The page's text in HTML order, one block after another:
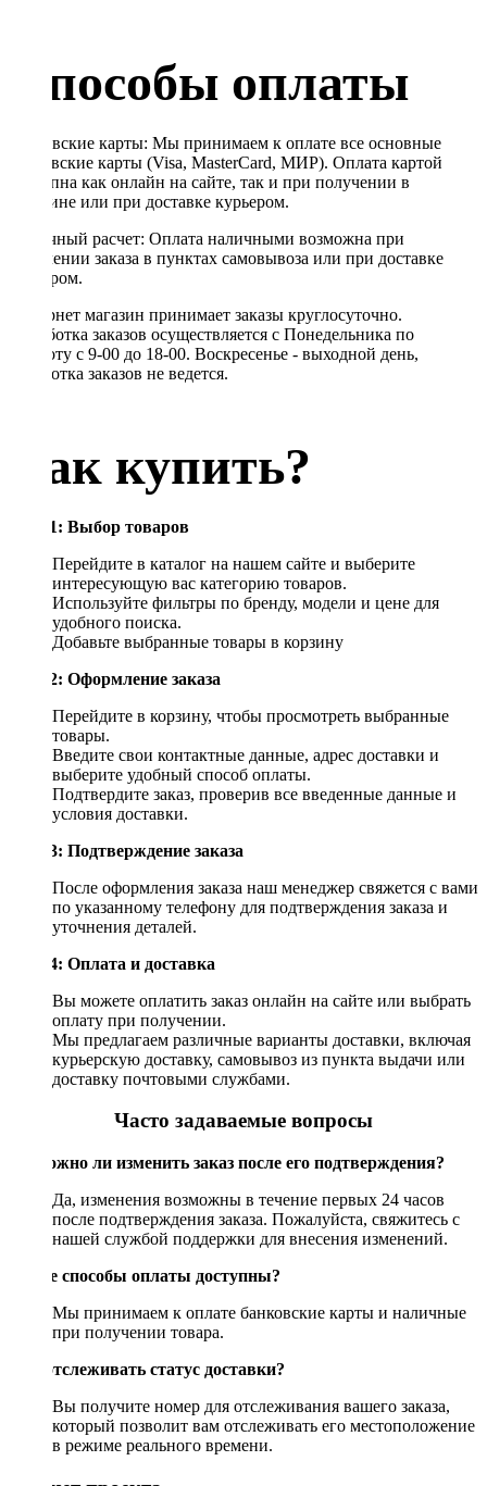
Способы оплаты
Банковские карты: Мы принимаем к оплате все основные
банковские карты (Visa, MasterCard, МИР). Оплата картой
доступна как онлайн на сайте, так и при получении в
магазине или при доставке курьером.
Наличный расчет: Оплата наличными возможна при
получении заказа в пунктах самовывоза или при доставке
курьером.
Интернет магазин принимает заказы круглосуточно.
Обработка заказов осуществляется с Понедельника по
Субботу с 9-00 до 18-00. Воскресенье - выходной день,
обработка заказов не ведется.
Как купить?
Шаг 1: Выбор товаров
Перейдите в каталог на нашем сайте и выберите
интересующую вас категорию товаров.
Используйте фильтры по бренду, модели и цене для
удобного поиска.
Добавьте выбранные товары в корзину
Шаг 2: Оформление заказа
Перейдите в корзину, чтобы просмотреть выбранные
товары.
Введите свои контактные данные, адрес доставки и
выберите удобный способ оплаты.
Подтвердите заказ, проверив все введенные данные и
условия доставки.
Шаг 3: Подтверждение заказа
После оформления заказа наш менеджер свяжется с вами
по указанному телефону для подтверждения заказа и
уточнения деталей.
Шаг 4: Оплата и доставка
Вы можете оплатить заказ онлайн на сайте или выбрать
оплату при получении.
Мы предлагаем различные варианты доставки, включая
курьерскую доставку, самовывоз из пункта выдачи или
доставку почтовыми службами.
Часто задаваемые вопросы
Возможно ли изменить заказ после его подтверждения?
Да, изменения возможны в течение первых 24 часов
после подтверждения заказа. Пожалуйста, свяжитесь с
нашей службой поддержки для внесения изменений.
Какие способы оплаты доступны?
Мы принимаем к оплате банковские карты и наличные
при получении товара.
Как отслеживать статус доставки?
Вы получите номер для отслеживания вашего заказа,
который позволит вам отслеживать его местоположение
в режиме реального времени.